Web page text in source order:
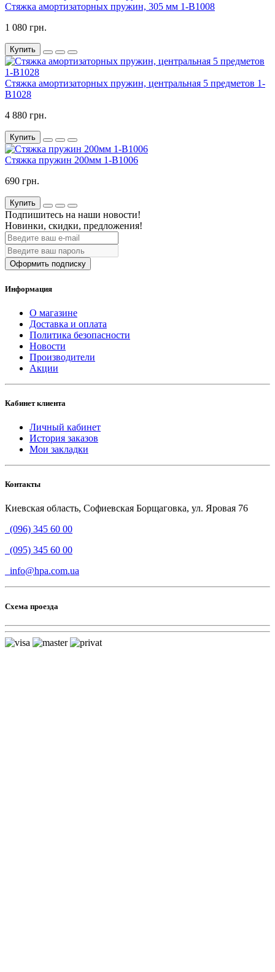
Стяжка амортизаторных пружин, 305 мм 1-B1008
1 080 грн.
Купить
Стяжка амортизаторных пружин, центральная 5 предметов 1-
B1028
4 880 грн.
Купить
Стяжка пружин 200мм 1-B1006
690 грн.
Купить
Подпишитесь на наши новости!
Новинки, скидки, предложения!
Оформить подписку
Информация
О магазине
Доставка и оплата
Политика безопасности
Новости
Производители
Акции
Кабинет клиента
Личный кабинет
История заказов
Мои закладки
Контакты
Киевская область, Софиевская Борщаговка, ул. Яровая 76
(096) 345 60 00
(095) 345 60 00
info@hpa.com.ua
Схема проезда